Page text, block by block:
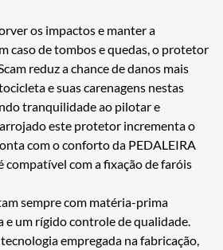
os impactos e manter a
caso de tombos e quedas, o protetor
reduz a chance de danos mais
e suas carenagens nestas
tranquilidade ao pilotar e
este protetor incrementa o
com o conforto da PEDALEIRA
compatível com a fixação de faróis
sempre com matéria-prima
um rígido controle de qualidade.
empregada na fabricação,